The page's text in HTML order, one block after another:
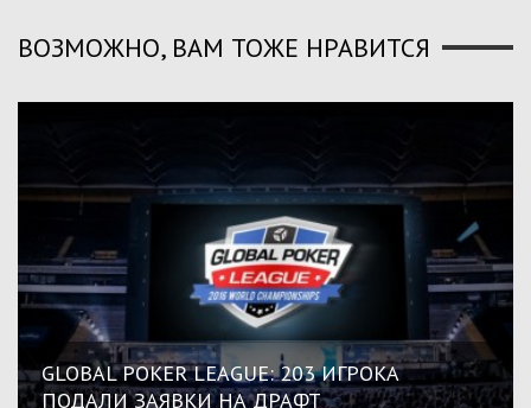
ВОЗМОЖНО, ВАМ ТОЖЕ НРАВИТСЯ
GLOBAL POKER LEAGUE: 203 ИГРОКА
ПОДАЛИ ЗАЯВКИ НА ДРАФТ